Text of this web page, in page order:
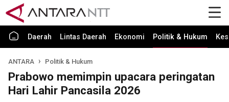
Daerah Lintas Daerah Ekonomi Politik & Hukum
ANTARA Politik & Hukum
Prabowo memimpin upacara peringatan
Hari Lahir Pancasila 2026